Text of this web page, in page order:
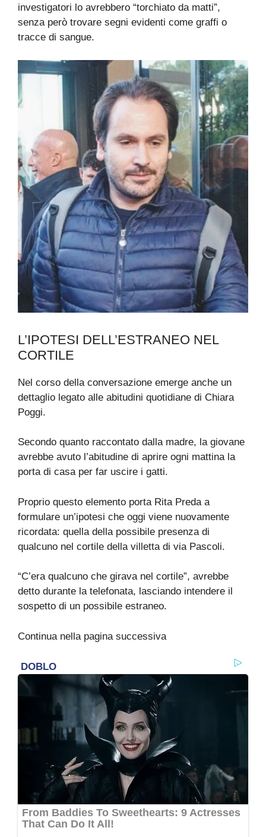
investigatori lo avrebbero “torchiato da matti”,
senza però trovare segni evidenti come graffi o
tracce di sangue.
L’IPOTESI DELL’ESTRANEO NEL
CORTILE
Nel corso della conversazione emerge anche un
dettaglio legato alle abitudini quotidiane di Chiara
Poggi.
Secondo quanto raccontato dalla madre, la giovane
avrebbe avuto l’abitudine di aprire ogni mattina la
porta di casa per far uscire i gatti.
Proprio questo elemento porta Rita Preda a
formulare un’ipotesi che oggi viene nuovamente
ricordata: quella della possibile presenza di
qualcuno nel cortile della villetta di via Pascoli.
“C’era qualcuno che girava nel cortile”, avrebbe
detto durante la telefonata, lasciando intendere il
sospetto di un possibile estraneo.
Continua nella pagina successiva